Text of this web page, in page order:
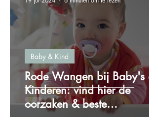
Rode Wangen bij Baby's &
Kinderen: vind hier de
oorzaken & beste
oplossingen!
Baby & Kind